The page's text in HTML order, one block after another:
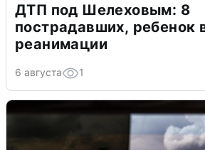
ДТП под Шелеховым: 8
пострадавших, ребенок
реанимации
6 августа 1